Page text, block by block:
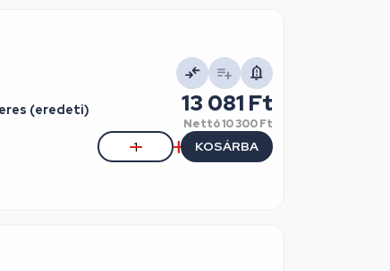
(eredeti)
13 081 Ft
Nettó10 300 Ft
KOSÁRBA